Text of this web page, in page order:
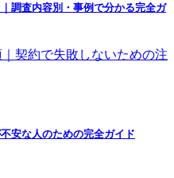
調査内容別・事例で分かる完全ガ
安な人のための完全ガイド